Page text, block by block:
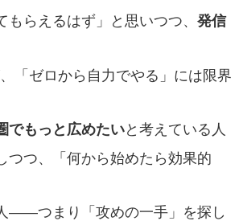
らえるはず」と思いつつ、 発信
「ゼロから自力でやる」には限界
でもっと広めたいと考えている人
つつ、「何から始めたら効果的
――つまり「攻めの一手」を探し